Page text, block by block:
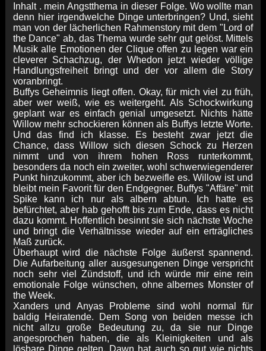
Inhalt . mein Angstthema in dieser Folge. Wo wollte man
denn hier irgendwelche Dinge unterbringen? Und, sieht
man von der lächerlichen Rahmenstory mit dem "Lord of
the Dance" ab, das Thema wurde sehr gut gelöst. Mittels
Musik alle Emotionen der Clique offen zu legen war ein
cleverer Schachzug, der Whedon jetzt wieder völlige
Handlungsfreiheit bringt und der vor allem die Story
voranbringt.
Buffys Geheimnis liegt offen. Okay, für mich viel zu früh,
aber wer weiß, wie es weitergeht. Als Schockwirkung
geplant war es einfach genial umgesetzt. Nichts hätte
Willow mehr schockieren können als Buffys letzte Worte.
Und das find ich klasse. Es besteht zwar jetzt die
Chance, dass Willow sich diesen Schock zu Herzen
nimmt und von ihrem hohen Ross runterkommt,
besonders da noch ein zweiter, wohl schwerwiegenderer
Punkt hinzukommt, aber ich bezweifle es. Willow ist und
bleibt mein Favorit für den Endgegner. Buffys "Affäre" mit
Spike kann ich nur als albern abtun. Ich hatte es
befürchtet, aber hab gehofft bis zum Ende, dass es nicht
dazu kommt. Hoffentlich besinnt sie sich nächste Woche
und bringt die Verhältnisse wieder auf ein erträgliches
Maß zurück.
Überhaupt wird die nächste Folge äußerst spannend.
Die Aufarbeitung aller ausgesungenen Dinge verspricht
noch sehr viel Zündstoff, und ich würde mir eine rein
emotionale Folge wünschen, ohne albernes Monster of
the Week.
Xanders und Anyas Probleme sind wohl normal für
baldig Heiratende. Dem Song von beiden messe ich
nicht allzu große Bedeutung zu, da sie nur Dinge
angesprochen haben, die als Kleinigkeiten und als
lösbare Dinge gelten. Dawn hat auch so gut wie nichts